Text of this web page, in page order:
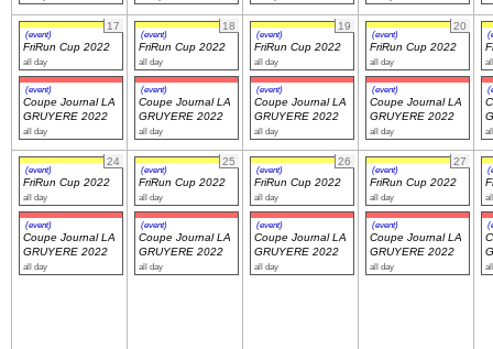
17
(event)
FriRun Cup 2022
all day
(event)
Coupe Journal LA
GRUYERE 2022
all day
18
(event)
FriRun Cup 2022
all day
(event)
Coupe Journal LA
GRUYERE 2022
all day
19
(event)
FriRun Cup 2022
all day
(event)
Coupe Journal LA
GRUYERE 2022
all day
20
(event)
FriRun Cup 2022
all day
(event)
Coupe Journal LA
GRUYERE 2022
all day
24
(event)
FriRun Cup 2022
all day
(event)
Coupe Journal LA
GRUYERE 2022
all day
25
(event)
FriRun Cup 2022
all day
(event)
Coupe Journal LA
GRUYERE 2022
all day
26
(event)
FriRun Cup 2022
all day
(event)
Coupe Journal LA
GRUYERE 2022
all day
27
(event)
FriRun Cup 2022
all day
(event)
Coupe Journal LA
GRUYERE 2022
all day